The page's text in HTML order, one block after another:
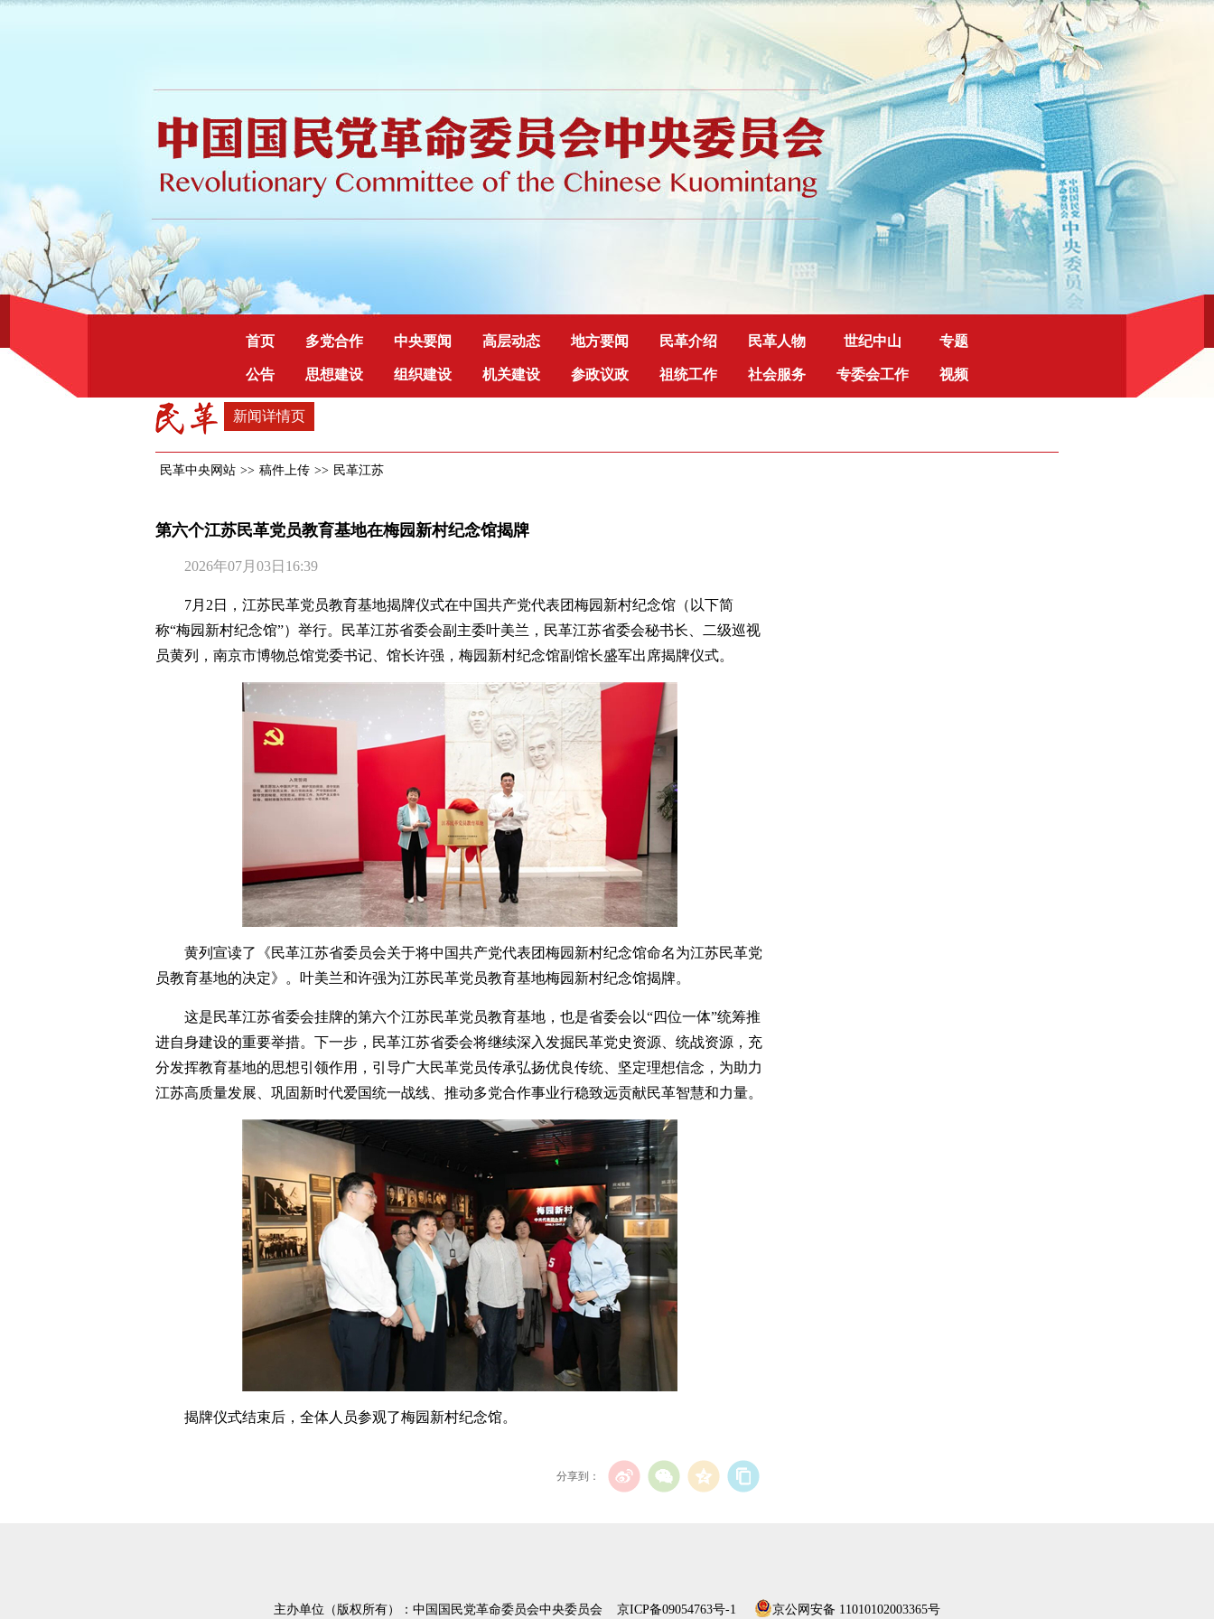
首页 多党合作 中央要闻 高层动态 地方要闻 民革介绍 民革人物 世纪中山 专题
公告 思想建设 组织建设 机关建设 参政议政 祖统工作 社会服务 专委会工作 视频
新闻详情页
民革中央网站 >> 稿件上传 >> 民革江苏
第六个江苏民革党员教育基地在梅园新村纪念馆揭牌
2026年07月03日16:39
7月2日，江苏民革党员教育基地揭牌仪式在中国共产党代表团梅园新村纪念馆（以下简
称“梅园新村纪念馆”）举行。民革江苏省委会副主委叶美兰，民革江苏省委会秘书长、二级巡视
员黄列，南京市博物总馆党委书记、馆长许强，梅园新村纪念馆副馆长盛军出席揭牌仪式。
黄列宣读了《民革江苏省委员会关于将中国共产党代表团梅园新村纪念馆命名为江苏民革党
员教育基地的决定》。叶美兰和许强为江苏民革党员教育基地梅园新村纪念馆揭牌。
这是民革江苏省委会挂牌的第六个江苏民革党员教育基地，也是省委会以“四位一体”统筹推
进自身建设的重要举措。下一步，民革江苏省委会将继续深入发掘民革党史资源、统战资源，充
分发挥教育基地的思想引领作用，引导广大民革党员传承弘扬优良传统、坚定理想信念，为助力
江苏高质量发展、巩固新时代爱国统一战线、推动多党合作事业行稳致远贡献民革智慧和力量。
揭牌仪式结束后，全体人员参观了梅园新村纪念馆。
分享到：
主办单位（版权所有）：中国国民党革命委员会中央委员会 京ICP备09054763号-1 京公网安备 11010102003365号